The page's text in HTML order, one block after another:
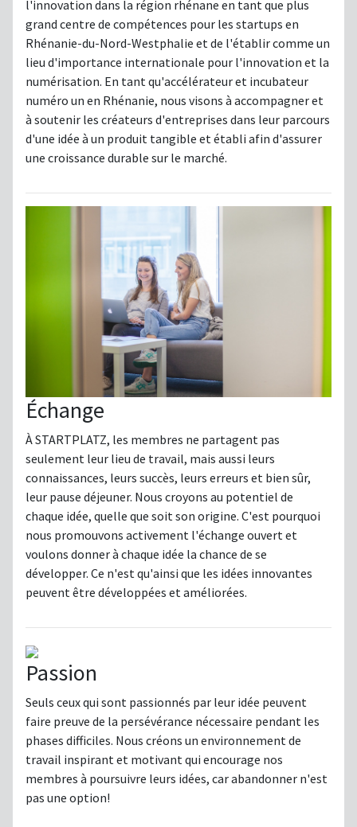
l'innovation dans la région rhénane en tant que plus
grand centre de compétences pour les startups en
Rhénanie-du-Nord-Westphalie et de l'établir comme un
lieu d'importance internationale pour l'innovation et la
numérisation. En tant qu'accélérateur et incubateur
numéro un en Rhénanie, nous visons à accompagner et
à soutenir les créateurs d'entreprises dans leur parcours
d'une idée à un produit tangible et établi afin d'assurer
une croissance durable sur le marché.
Échange
À STARTPLATZ, les membres ne partagent pas
seulement leur lieu de travail, mais aussi leurs
connaissances, leurs succès, leurs erreurs et bien sûr,
leur pause déjeuner. Nous croyons au potentiel de
chaque idée, quelle que soit son origine. C'est pourquoi
nous promouvons activement l'échange ouvert et
voulons donner à chaque idée la chance de se
développer. Ce n'est qu'ainsi que les idées innovantes
peuvent être développées et améliorées.
Passion
Seuls ceux qui sont passionnés par leur idée peuvent
faire preuve de la persévérance nécessaire pendant les
phases difficiles. Nous créons un environnement de
travail inspirant et motivant qui encourage nos
membres à poursuivre leurs idées, car abandonner n'est
pas une option!